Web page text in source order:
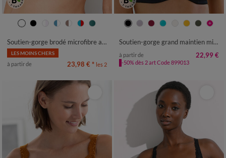
Soutien-gorge brodé microfibre avec armatures Sienne - lot de 2
LES MOINS CHERS
à partir de 23,98 € * les 2
Soutien-gorge grand maintien microfibre Caminata - avec armatures
à partir de 22,99 €
-50% dès 2 art Code 899013